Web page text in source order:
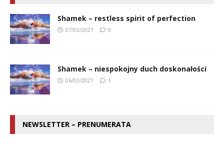
Shamek – restless spirit of perfection
07/03/2021 0
Shamek – niespokojny duch doskonałości
06/03/2021 1
NEWSLETTER – PRENUMERATA